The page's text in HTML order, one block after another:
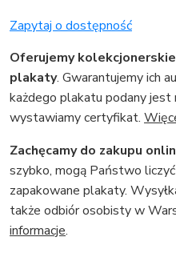
Zapytaj o dostępność
Oferujemy
plakaty. Gwarantujemy ich
każdego plakatu podany jest
wystawiamy certyfikat.
Zachęcamy do zakupu
szybko, mogą Państwo
zapakowane plakaty.
także odbiór osobisty w
informacje.